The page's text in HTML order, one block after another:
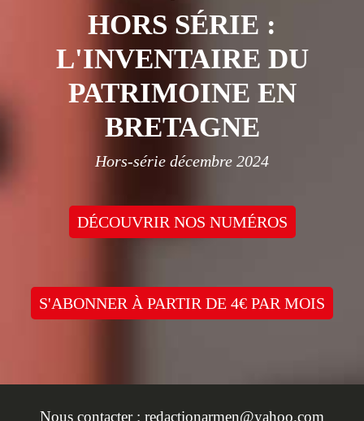
HORS SÉRIE :
L'INVENTAIRE DU
PATRIMOINE EN
BRETAGNE
Hors-série décembre 2024
DÉCOUVRIR NOS NUMÉROS
S'ABONNER À PARTIR DE 4€ PAR MOIS
Nous contacter : redactionarmen@yahoo.com